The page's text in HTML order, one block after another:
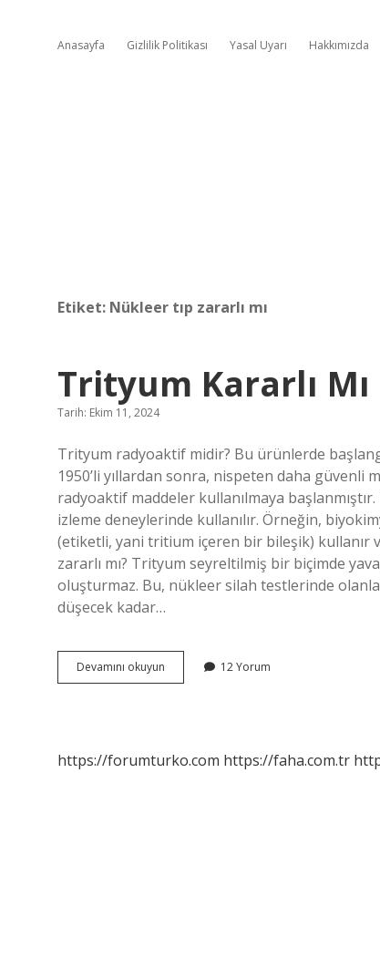
Anasayfa Gizlilik Politikası Yasal Uyarı Hakkımızda
Etiket: Nükleer tıp zararlı mı
Trityum Kararlı Mı
Tarih: Ekim 11, 2024
Trityum radyoaktif midir? Bu ürünlerde
1950’li yıllardan sonra, nispeten daha
radyoaktif maddeler kullanılmaya
izleme deneylerinde kullanılır. Örneğin,
(etiketli, yani tritium içeren bir bileşik) kullanır
zararlı mı? Trityum seyreltilmiş bir biçimde
oluşturmaz. Bu, nükleer silah testlerinde
düşecek kadar…
Devamını okuyun
Kararlı
12 Yorum
https://forumturko.com https://faha.com.tr